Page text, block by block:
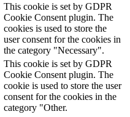
This cookie is set by GDPR
Cookie Consent plugin. The
cookies is used to store the
user consent for the cookies in
the category "Necessary".
This cookie is set by GDPR
Cookie Consent plugin. The
cookie is used to store the user
consent for the cookies in the
category "Other.